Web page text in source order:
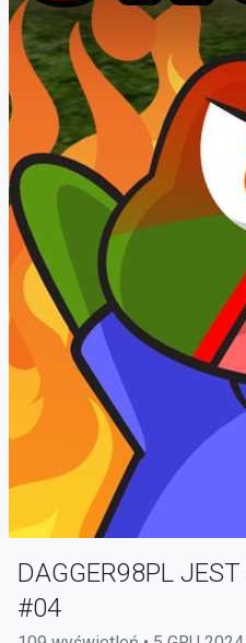
DAGGER98PL
#04